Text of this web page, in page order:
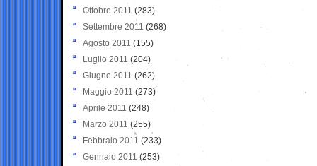
Ottobre 2011 (283)
Settembre 2011 (268)
Agosto 2011 (155)
Luglio 2011 (204)
Giugno 2011 (262)
Maggio 2011 (273)
Aprile 2011 (248)
Marzo 2011 (255)
Febbraio 2011 (233)
Gennaio 2011 (253)